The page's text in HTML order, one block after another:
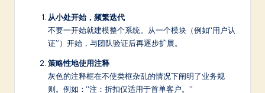
从小处开始，频繁迭代
不要一开始就建模整个系统。从一个模块（例如“用户认
证”）开始，与团队验证后再逐步扩展。
策略性地使用注释
灰色的注释框在不使类框杂乱的情况下阐明了业务规
则。例如：“注：折扣仅适用于首单客户。”